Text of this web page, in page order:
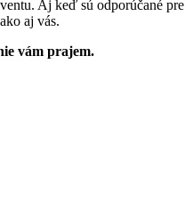
Aj keď sú odporúčané pre
aj vás.
vám prajem.